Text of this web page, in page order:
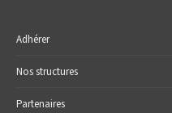
Adhérer
Nos structures
Partenaires